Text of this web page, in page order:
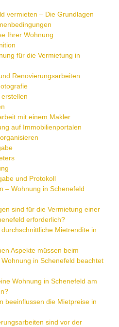
vermieten – Die Grundlagen
Ihrer Wohnung
für die Vermietung in
Renovierungsarbeiten
mit einem Makler
auf Immobilienportalen
und Protokoll
– Wohnung in Schenefeld
sind für die Vermietung einer
erforderlich?
Mietrendite in
Aspekte müssen beim
in Schenefeld beachtet
Wohnung in Schenefeld am
beeinflussen die Mietpreise in
sind vor der